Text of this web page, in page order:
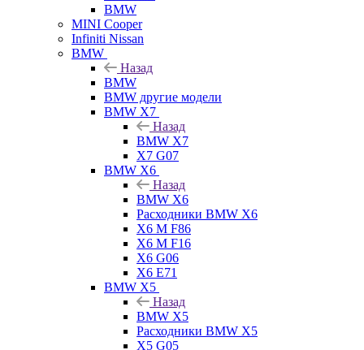
BMW
MINI Cooper
Infiniti Nissan
BMW
Назад
BMW
BMW другие модели
BMW X7
Назад
BMW X7
X7 G07
BMW X6
Назад
BMW X6
Расходники BMW X6
X6 M F86
X6 M F16
X6 G06
X6 E71
BMW X5
Назад
BMW X5
Расходники BMW X5
X5 G05